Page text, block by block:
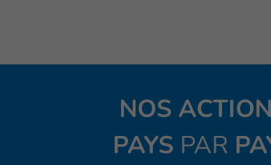
NOS
PAYS PAR